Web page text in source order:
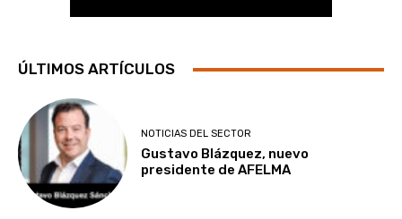
ÚLTIMOS ARTÍCULOS
NOTICIAS DEL SECTOR
Gustavo Blázquez, nuevo
presidente de AFELMA